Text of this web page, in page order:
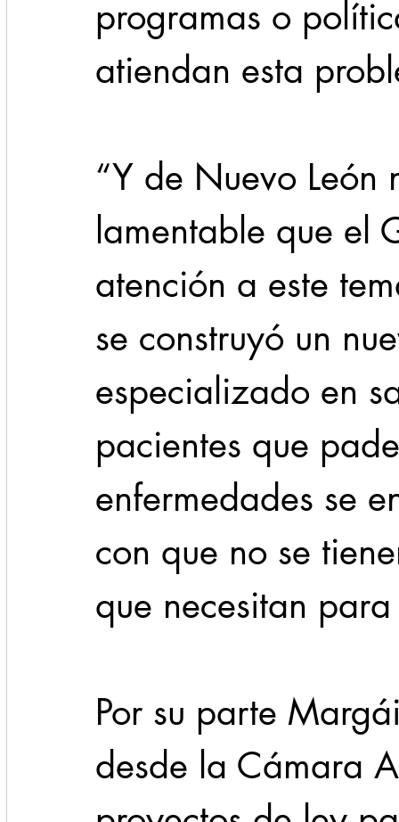
programas o
atiendan esta
“Y de Nuevo
lamentable que el
atención a este
se construyó un
especializado en
pacientes que
enfermedades se
con que no se
que necesitan
Por su parte
desde la Cámara